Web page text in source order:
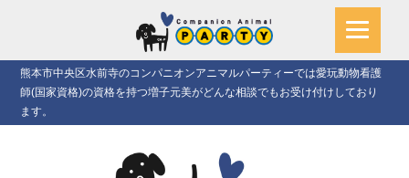
熊本市中央区水前寺のコンパニオンアニマルパーティーでは愛玩動物看護
師(国家資格)の資格を持つ増子元美がどんな相談でもお受け付けしており
ます。